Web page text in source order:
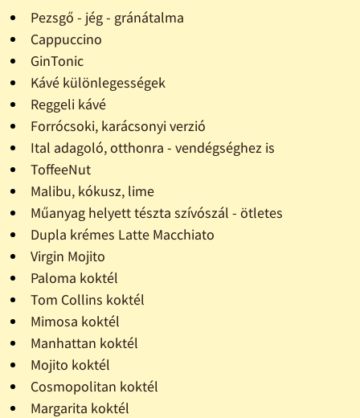
Pezsgő - jég - gránátalma
Cappuccino
GinTonic
Kávé különlegességek
Reggeli kávé
Forrócsoki, karácsonyi verzió
Ital adagoló, otthonra - vendégséghez is
ToffeeNut
Malibu, kókusz, lime
Műanyag helyett tészta szívószál - ötletes
Dupla krémes Latte Macchiato
Virgin Mojito
Paloma koktél
Tom Collins koktél
Mimosa koktél
Manhattan koktél
Mojito koktél
Cosmopolitan koktél
Margarita koktél